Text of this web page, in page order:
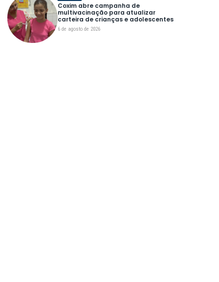
Coxim abre campanha de
multivacinação para atualizar
carteira de crianças e adolescentes
6 de agosto de 2026